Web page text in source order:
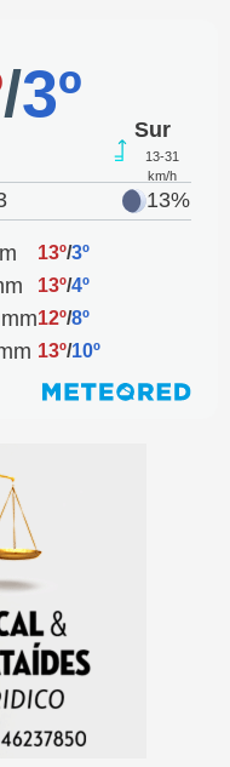
/3º
Sur
13-31
km/h
13%
13º/3º
13º/4º
12º/8º
13º/10º